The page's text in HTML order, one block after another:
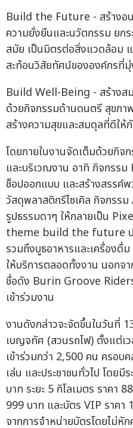
Build the Future - สร้างอ
ความยั่งยืนและนวัตกรรม ยก
สมัย เป็นมิตรต่อสิ่งแวดล้อม แ
สะท้อนวิสัยทัศน์ขององค์กรที่มุ่
Build Well-Being - สร้างส
ด้วยกิจกรรมด้านดนตรี สุขภา
สร้างความสุขและสมดุลที่ดีให้
โดยภายในงานจัดเต็มด้วยกิจ
และบริเวณงาน อาทิ กิจกรร
ช็อปออกแบบ และสร้างสรรค์
วัสดุพลาสติกรีไซเคิล กิจกร
รูปธรรมดาๆ ให้กลายเป็น
theme build the future ป
รวมถึงบูธอาหารและเครื่อง
ให้บริการตลอดทั้งงาน นอกจ
ชื่อดัง Burin Groove
เข้าร่วมงาน
งานดังกล่าวจะจัดขึ้นในวันที่
เบญจทัศ (สวนรถไฟ) ตั้งแต่เ
เข้าร่วมกว่า 2,500 คน ครอ
เล่น และประชาชนทั่วไป โดยมี
บาท ระยะ 5 กิโลเมตร ราคา
999 บาท และบัตร VIP ราค
จากการจำหน่ายบัตรโดยไม่หั